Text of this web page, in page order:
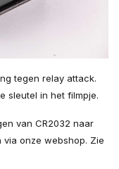
tegen relay attack.
sleutel in het filmpje.
van CR2032 naar
via onze webshop. Zie